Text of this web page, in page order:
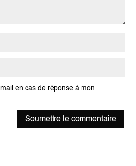
en cas de réponse à mon
Soumettre le commentaire